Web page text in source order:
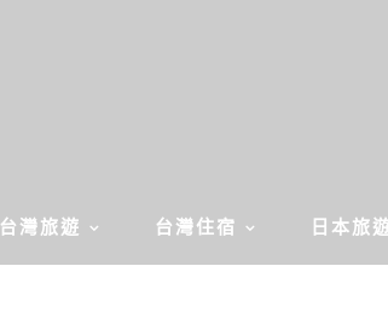
台灣旅遊 台灣住宿 日本旅